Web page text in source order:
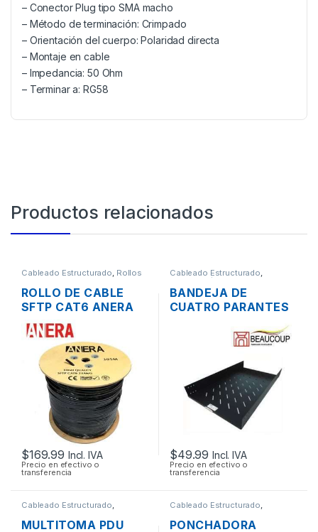
– Conector Plug tipo SMA macho
– Método de terminación: Crimpado
– Orientación del cuerpo: Polaridad directa
– Montaje en cable
– Impedancia: 50 Ohm
– Terminar a: RG58
Productos relacionados
Cableado Estructurado, Rollos
ROLLO DE CABLE
SFTP CAT6 ANERA
BLINDADO EXTERIOR
305MTS
$169.99 Incl. IVA
Precio en efectivo o
transferencia
Cableado Estructurado,
Metalmecánicos
BANDEJA DE
CUATRO PARANTES
75CM PARA RACK
$49.99 Incl. IVA
Precio en efectivo o
transferencia
Cableado Estructurado
Multitomas - Organizadores
MULTITOMA PDU
Cableado Estructurado
PONCHADORA